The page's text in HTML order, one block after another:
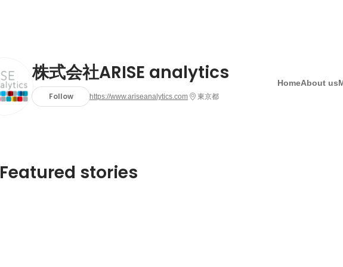
株式会社ARISE analytics
Follow https://www.ariseanalytics.com 東京都
HomeAbout us
Featured stories